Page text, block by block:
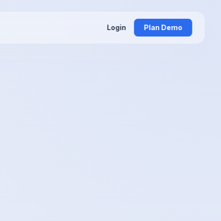
Login Plan Demo